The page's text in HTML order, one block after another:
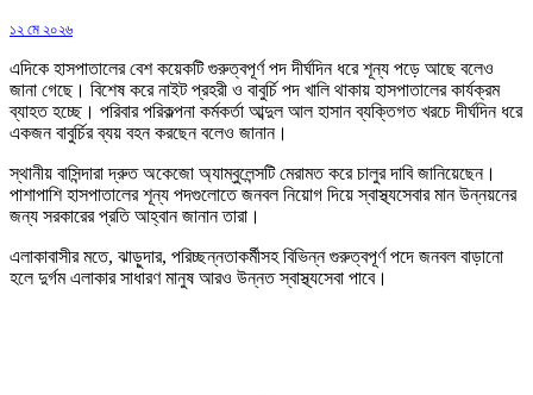
১২ মে ২০২৬
এদিকে হাসপাতালের বেশ কয়েকটি গুরুত্বপূর্ণ পদ দীর্ঘদিন ধরে শূন্য পড়ে আছে বলেও
জানা গেছে। বিশেষ করে নাইট প্রহরী ও বাবুর্চি পদ খালি থাকায় হাসপাতালের কার্যক্রম
ব্যাহত হচ্ছে। পরিবার পরিকল্পনা কর্মকর্তা আব্দুল আল হাসান ব্যক্তিগত খরচে দীর্ঘদিন ধরে
একজন বাবুর্চির ব্যয় বহন করছেন বলেও জানান।
স্থানীয় বাসিন্দারা দ্রুত অকেজো অ্যাম্বুলেন্সটি মেরামত করে চালুর দাবি জানিয়েছেন।
পাশাপাশি হাসপাতালের শূন্য পদগুলোতে জনবল নিয়োগ দিয়ে স্বাস্থ্যসেবার মান উন্নয়নের
জন্য সরকারের প্রতি আহ্বান জানান তারা।
এলাকাবাসীর মতে, ঝাড়ুদার, পরিচ্ছন্নতাকর্মীসহ বিভিন্ন গুরুত্বপূর্ণ পদে জনবল বাড়ানো
হলে দুর্গম এলাকার সাধারণ মানুষ আরও উন্নত স্বাস্থ্যসেবা পাবে।